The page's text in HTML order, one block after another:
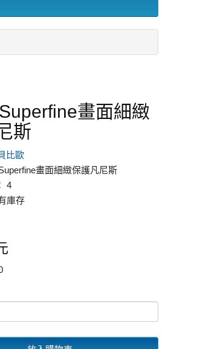
畫面細緻
斯
比歐
畫面細緻保護凡尼斯
4
庫存